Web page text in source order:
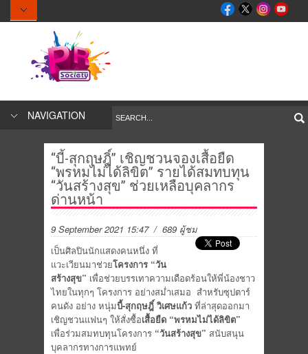
NAVIGATION
“บี้-สุกฤษฎิ์” เชิญชวนจองเสื้อยืด
“พรหมไม่ได้ลิขิต” รายได้สมทบทุน
“วันสร้างสุข” ช่วยเหลือบุคลากร
ด่านหน้า
9 September 2021 15:47/ 689 ผู้ชม
เป็นศิลปินนักแสดงคนหนึ่ง ที่
แวะเวียนมาช่วยโครงการ “วัน
สร้างสุข” เพื่อช่วยบรรเทาความเดือดร้อนให้พี่น้องชาว
ไทยในทุกๆ โครงการ อย่างสม่ำเสมอ สำหรับซุปตาร์
คนดัง อย่าง หนุ่มบี้-สุกฤษฎิ์ วิเศษแก้ว ที่ล่าสุดออกมา
เชิญชวนแฟนๆ ให้สั่งซื้อเสื้อยืด “พรหมไม่ได้ลิขิต”
เพื่อร่วมสมทบทุนโครงการ “วันสร้างสุข” สนับสนุน
บุคลากรทางการแพทย์